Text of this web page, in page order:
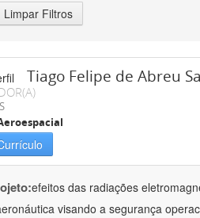
Limpar Filtros
Tiago Felipe de Abreu
efeitos das radiações
visando a segurança